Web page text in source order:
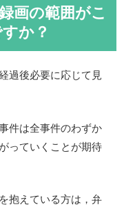
画の範囲がこ
か？
過後必要に応じて見
件は全事件のわずか
っていくことが期待
抱えている方は，弁